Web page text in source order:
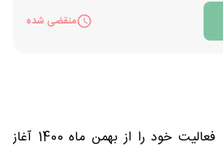
منقضی شده
فروشگاه اینترنتی هوسپا فعالیت خود را از بهمن ماه 1400 آغاز